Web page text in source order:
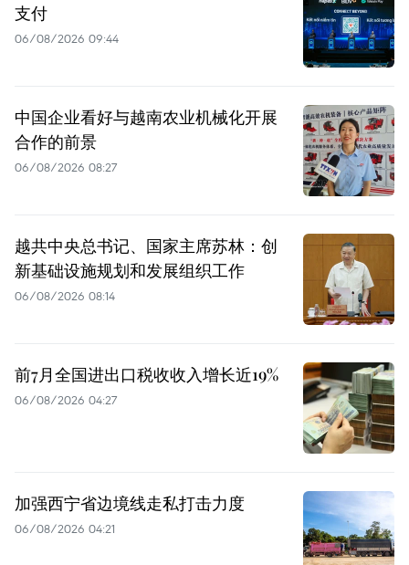
支付
06/08/2026 09:44
中国企业看好与越南农业机械化开展
合作的前景
06/08/2026 08:27
越共中央总书记、国家主席苏林：创
新基础设施规划和发展组织工作
06/08/2026 08:14
前7月全国进出口税收收入增长近19%
06/08/2026 04:27
加强西宁省边境线走私打击力度
06/08/2026 04:21